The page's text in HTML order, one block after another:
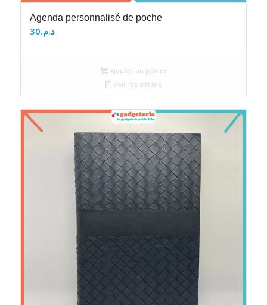
Agenda personnalisé de poche
د.م.30
Ajouter au panier
Voir les détails